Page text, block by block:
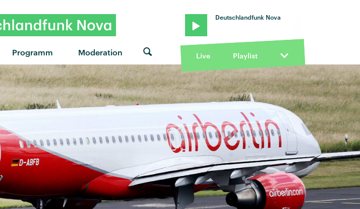
Programm Moderation
Deutschlandfunk Nova
Live Playlist